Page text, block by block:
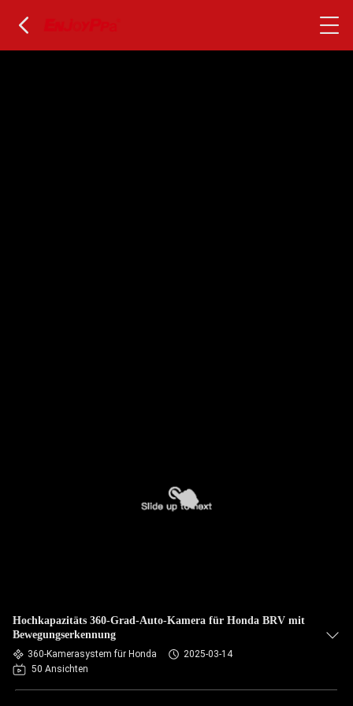
Hochkapazitäts 360-Grad-Auto-Kamera für Honda BRV mit
Bewegungserkennung
360-Kamerasystem für Honda
2025-03-14
50 Ansichten